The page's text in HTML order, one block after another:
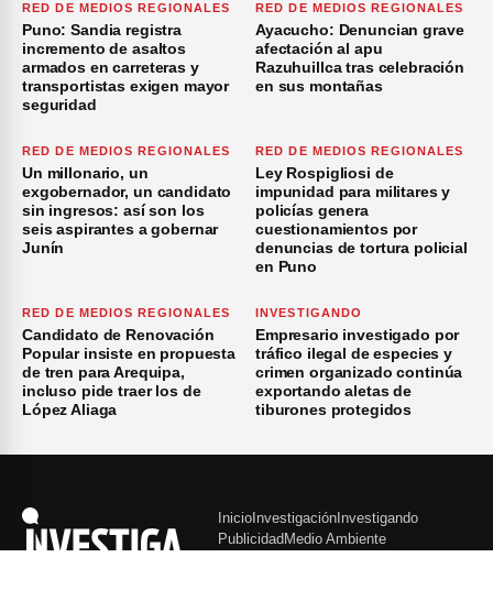
RED DE MEDIOS REGIONALES
Puno: Sandia registra
incremento de asaltos
armados en carreteras y
transportistas exigen mayor
seguridad
RED DE MEDIOS REGIONALES
Ayacucho: Denuncian grave
afectación al apu
Razuhuillca tras celebración
en sus montañas
RED DE MEDIOS REGIONALES
Un millonario, un
exgobernador, un candidato
sin ingresos: así son los
seis aspirantes a gobernar
Junín
RED DE MEDIOS REGIONALES
Ley Rospigliosi de
impunidad para militares y
policías genera
cuestionamientos por
denuncias de tortura policial
en Puno
RED DE MEDIOS REGIONALES
Candidato de Renovación
Popular insiste en propuesta
de tren para Arequipa,
incluso pide traer los de
López Aliaga
INVESTIGANDO
Empresario investigado por
tráfico ilegal de especies y
crimen organizado continúa
exportando aletas de
tiburones protegidos
Inicio Investigación Investigando
Publicidad Medio Ambiente